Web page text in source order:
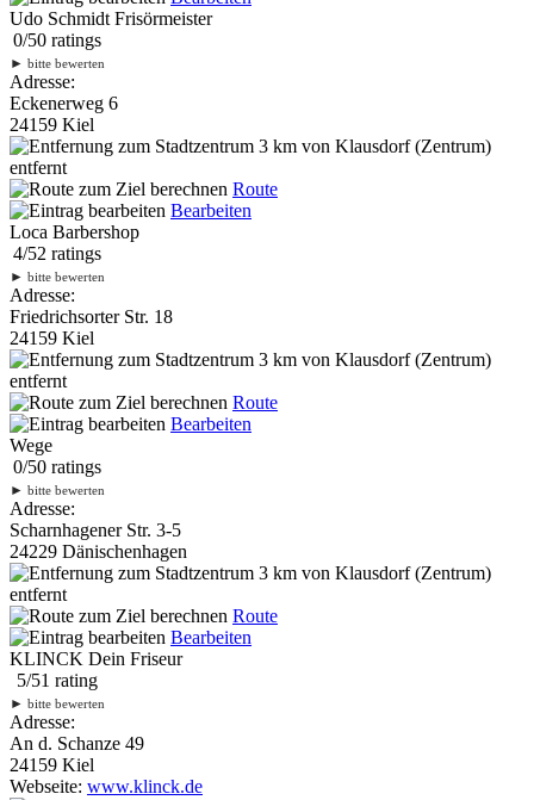
Udo Schmidt Frisörmeister
0/50 ratings
► bitte bewerten
Adresse:
Eckenerweg 6
24159 Kiel
3 km von Klausdorf (Zentrum)
entfernt
Route
Bearbeiten
Loca Barbershop
4/52 ratings
► bitte bewerten
Adresse:
Friedrichsorter Str. 18
24159 Kiel
3 km von Klausdorf (Zentrum)
entfernt
Route
Bearbeiten
Wege
0/50 ratings
► bitte bewerten
Adresse:
Scharnhagener Str. 3-5
24229 Dänischenhagen
3 km von Klausdorf (Zentrum)
entfernt
Route
Bearbeiten
KLINCK Dein Friseur
5/51 rating
► bitte bewerten
Adresse:
An d. Schanze 49
24159 Kiel
Webseite: www.klinck.de